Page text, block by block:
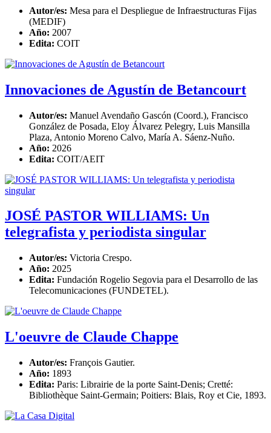
Autor/es: Mesa para el Despliegue de Infraestructuras Fijas
(MEDIF)
Año: 2007
Edita: COIT
Innovaciones de Agustín de Betancourt
Autor/es: Manuel Avendaño Gascón (Coord.), Francisco
González de Posada, Eloy Álvarez Pelegry, Luis Mansilla
Plaza, Antonio Moreno Calvo, María A. Sáenz-Nuño.
Año: 2026
Edita: COIT/AEIT
JOSÉ PASTOR WILLIAMS: Un
telegrafista y periodista singular
Autor/es: Victoria Crespo.
Año: 2025
Edita: Fundación Rogelio Segovia para el Desarrollo de las
Telecomunicaciones (FUNDETEL).
L'oeuvre de Claude Chappe
Autor/es: François Gautier.
Año: 1893
Edita: Paris: Librairie de la porte Saint-Denis; Cretté:
Bibliothèque Saint-Germain; Poitiers: Blais, Roy et Cie, 1893.